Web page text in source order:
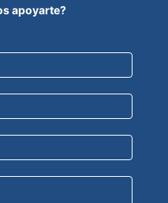
apoyarte?